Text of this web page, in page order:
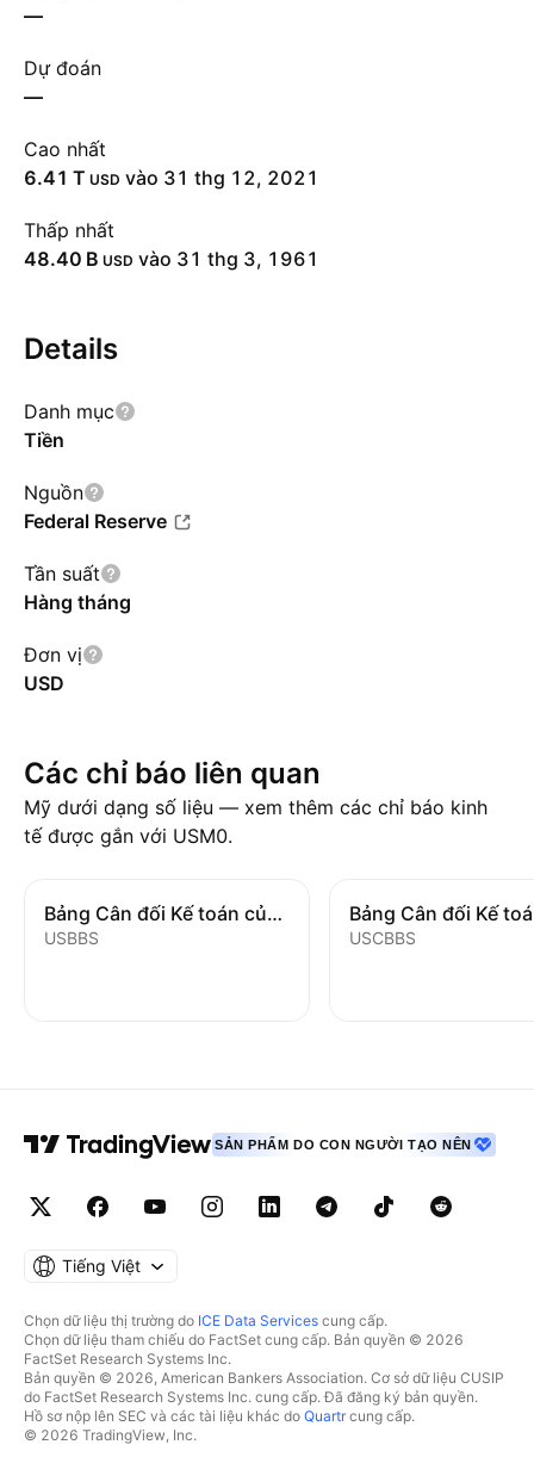
—
Dự đoán
—
Cao nhất
‪6.41 T‬ USD vào 31 thg 12, 2021
Thấp nhất
‪48.40 B‬ USD vào 31 thg 3, 1961
Details
Danh mục
Tiền
Nguồn
Federal Reserve
Tần suất
Hàng tháng
Đơn vị
USD
Các chỉ báo liên quan
Mỹ dưới dạng số liệu — xem thêm các chỉ báo kinh
tế được gắn với USM0.
Bảng Cân đối Kế toán của Ngân hàng
USBBS USCBBS
SẢN PHẨM DO CON NGƯỜI TẠO NÊN
Tiếng Việt
Chọn dữ liệu thị trường do ICE Data Services cung cấp.
Chọn dữ liệu tham chiếu do FactSet cung cấp. Bản quyền © 2026
FactSet Research Systems Inc.
Bản quyền © 2026, American Bankers Association. Cơ sở dữ liệu CUSIP
do FactSet Research Systems Inc. cung cấp. Đã đăng ký bản quyền.
Hồ sơ nộp lên SEC và các tài liệu khác do Quartrcung cấp.
© 2026 TradingView, Inc.